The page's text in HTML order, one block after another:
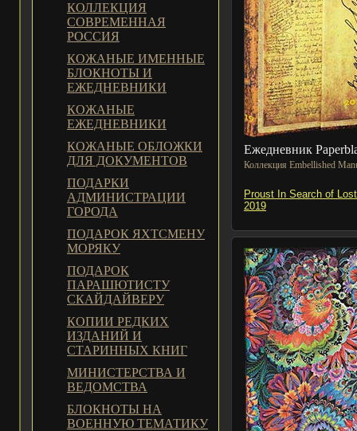
КОЛЛЕКЦИЯ
СОВРЕМЕННАЯ
РОССИЯ
КОЖАНЫЕ ИМЕННЫЕ
БЛОКНОТЫ И
ЕЖЕДНЕВНИКИ
КОЖАНЫЕ
ЕЖЕДНЕВНИКИ
КОЖАНЫЕ ОБЛОЖКИ
ДЛЯ ДОКУМЕНТОВ
ПОДАРКИ
АДМИНИСТРАЦИИ
ГОРОДА
ПОДАРОК ЯХТСМЕНУ
МОРЯКУ
ПОДАРОК
ПАРАШЮТИСТУ
СКАЙДАЙВЕРУ
КОПИИ РЕДКИХ
ИЗДАНИЙ И
СТАРИННЫХ КНИГ
МИНИСТЕРСТВА И
ВЕДОМСТВА
БЛОКНОТЫ НА
ВОЕННУЮ ТЕМАТИКУ
Ежедневник
Коллекция Embellished
Proust In Search of
2019